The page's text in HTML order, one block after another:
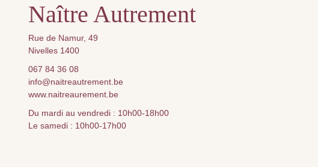
Naître Autrement
Rue de Namur, 49
Nivelles 1400
067 84 36 08
info@naitreautrement.be
www.naitreaurement.be
Du mardi au vendredi : 10h00-18h00
Le samedi : 10h00-17h00